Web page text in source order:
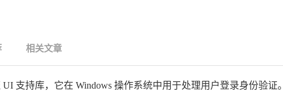
相关文章
支持库，它在 Windows 操作系统中用于处理用户登录身份验证。